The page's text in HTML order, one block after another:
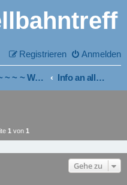
Anmelden
Registrieren
~ ~ ~ ~ Wichtig für Neueinsteiger und Mitglieder! Info an alle Mitglieder
1 von 1
Gehe zu